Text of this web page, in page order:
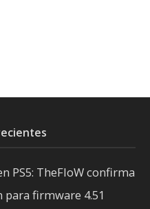
PS5: TheFloW confirma
para firmware 4.51